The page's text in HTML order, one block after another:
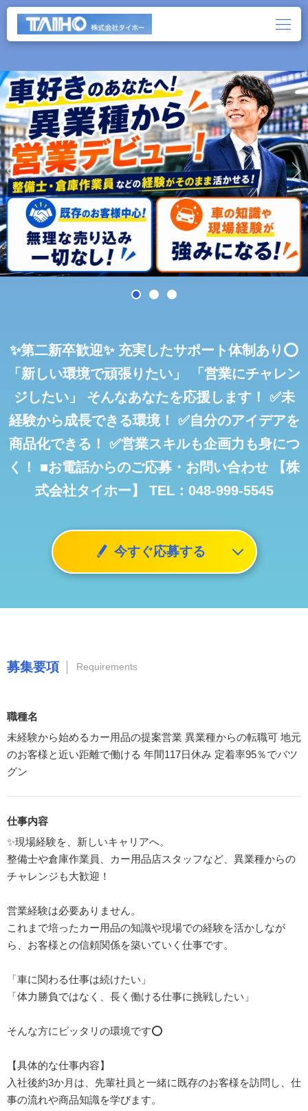
✨第二新卒歓迎✨ 充実したサポート体制あり⭕️
「新しい環境で頑張りたい」
「営業にチャレン
ジしたい」
そんなあなたを応援します！
✅未
経験から成長できる環境！
✅自分のアイデアを
商品化できる！
✅営業スキルも企画力も身につ
く！
■お電話からのご応募・お問い合わせ 【株
式会社タイホー】
TEL：048-999-5545
今すぐ応募する
募集要項 Requirements
職種名
未経験から始めるカー用品の提案営業 異業種からの転職可 地元
のお客様と近い距離で働ける 年間117日休み 定着率95％でバツ
グン
仕事内容
✨現場経験を、新しいキャリアへ。
整備士や倉庫作業員、カー用品店スタッフなど、異業種からの
チャレンジも大歓迎！
営業経験は必要ありません。
これまで培ったカー用品の知識や現場での経験を活かしなが
ら、お客様との信頼関係を築いていく仕事です。
「車に関わる仕事は続けたい」
「体力勝負ではなく、長く働ける仕事に挑戦したい」
そんな方にピッタリの環境です⭕️
【具体的な仕事内容】
入社後約3か月は、先輩社員と一緒に既存のお客様を訪問し、仕
事の流れや商品知識を学びます。